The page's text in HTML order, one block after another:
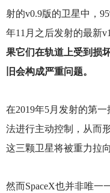
射的v0.9版的卫星中，
年11月之后发射的最新
果它们在轨道上受到损
旧会构成严重问题。
在2019年5月发射的第
法进行主动控制，从而
这三颗卫星将被重力拉
然而SpaceX也并非唯一